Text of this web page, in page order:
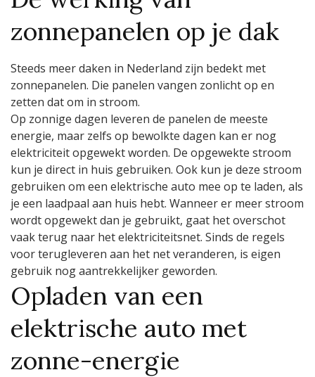
zonnepanelen op je dak
Steeds meer daken in Nederland zijn bedekt met
zonnepanelen. Die panelen vangen zonlicht op en
zetten dat om in stroom.
Op zonnige dagen leveren de panelen de meeste
energie, maar zelfs op bewolkte dagen kan er nog
elektriciteit opgewekt worden. De opgewekte stroom
kun je direct in huis gebruiken. Ook kun je deze stroom
gebruiken om een elektrische auto mee op te laden, als
je een laadpaal aan huis hebt. Wanneer er meer stroom
wordt opgewekt dan je gebruikt, gaat het overschot
vaak terug naar het elektriciteitsnet. Sinds de regels
voor terugleveren aan het net veranderen, is eigen
gebruik nog aantrekkelijker geworden.
Opladen van een
elektrische auto met
zonne-energie